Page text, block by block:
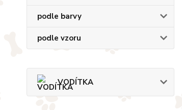
podle barvy
podle vzoru
VODÍTKA